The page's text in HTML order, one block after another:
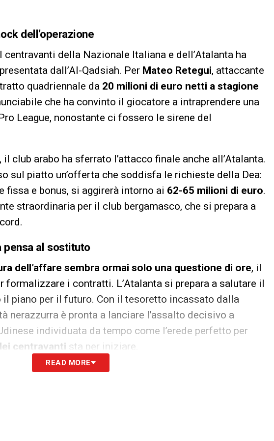
dell’operazione
centravanti della Nazionale Italiana e dell’Atalanta ha
dall’Al-Qadsiah. Per Mateo Retegui, attaccante
quadriennale da 20 milioni di euro netti a stagione
che ha convinto il giocatore a intraprendere una
League, nonostante ci fossero le sirene del
il club arabo ha sferrato l’attacco finale anche all’Atalanta.
sul piatto un’offerta che soddisfa le richieste della Dea:
fissa e bonus, si aggirerà intorno ai 62-65 milioni di euro.
straordinaria per il club bergamasco, che si prepara a
pensa al sostituto
dell’affare sembra ormai solo una questione di ore, il
formalizzare i contratti. L’Atalanta si prepara a salutare il
il piano per il futuro. Con il tesoretto incassato dalla
nerazzurra è pronta a lanciare l’assalto decisivo a
individuata da tempo come l’erede perfetto per
centravanti sta per iniziare.
READ MORE